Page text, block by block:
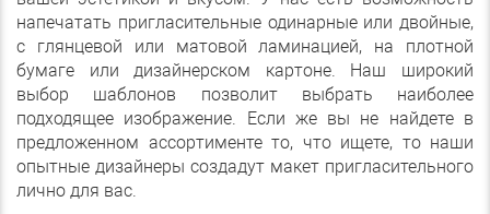
напечатать пригласительные одинарные или двойные,
с глянцевой или матовой ламинацией, на плотной
бумаге или дизайнерском картоне. Наш широкий
выбор шаблонов позволит выбрать наиболее
подходящее изображение. Если же вы не найдете в
предложенном ассортименте то, что ищете, то наши
опытные дизайнеры создадут макет пригласительного
лично для вас.